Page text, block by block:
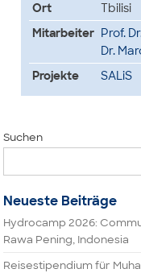
Ort
Tbilisi
Mitarbeiter Prof.
Dr.
Projekte
SALiS
Suchen
Neueste Beiträge
Hydrocamp 2026:
Rawa Pening, Indonesia
Reisestipendium für